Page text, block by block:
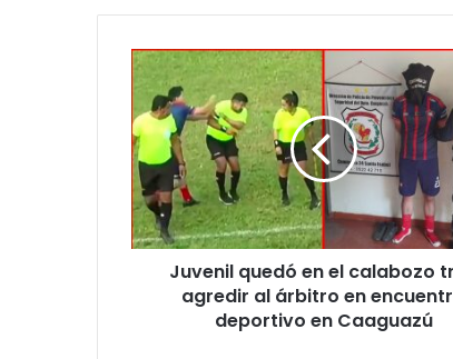
t
c
o
r
r
e
o
e
l
e
Juvenil quedó en el calabozo
agredir al árbitro en
deportivo en Caaguazú